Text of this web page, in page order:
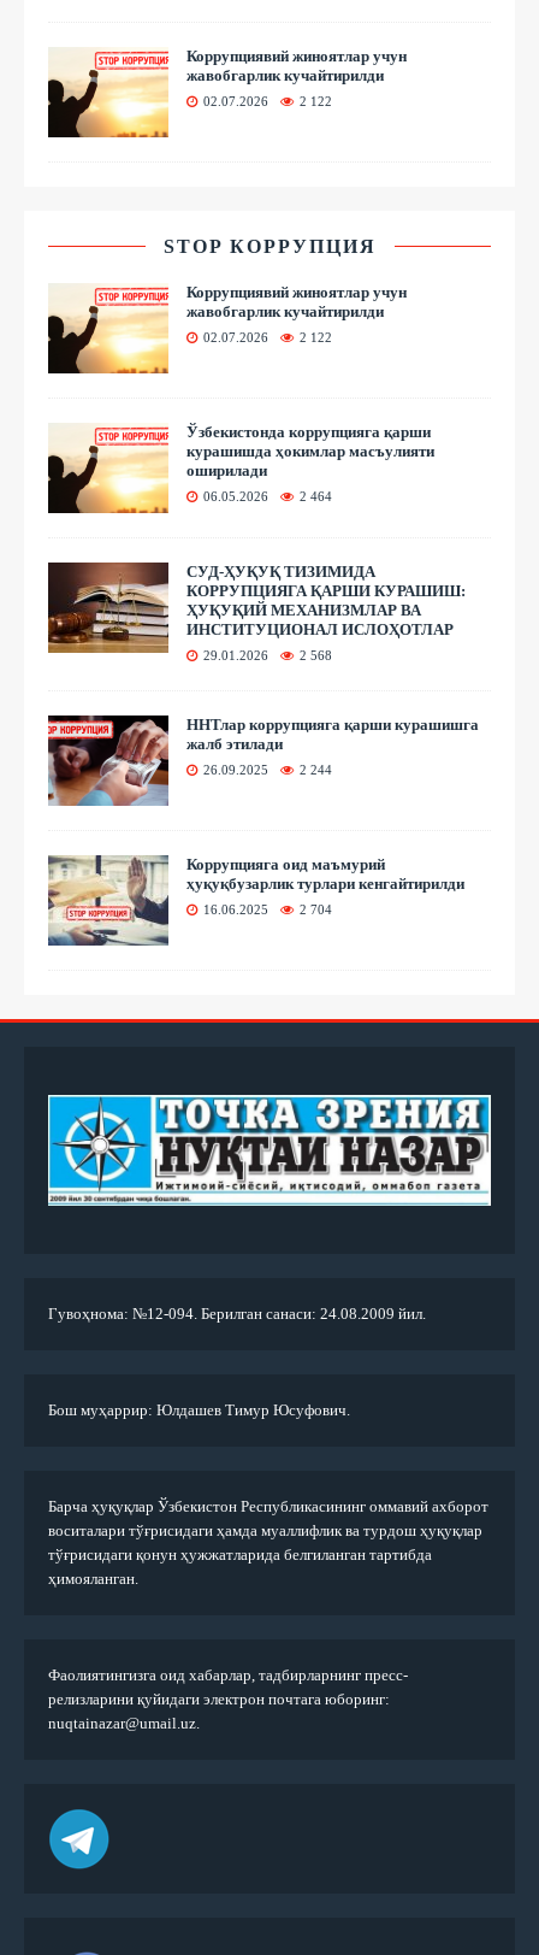
Коррупциявий жиноятлар учун
жавобгарлик кучайтирилди
02.07.2026 2 122
STOP КОРРУПЦИЯ
Коррупциявий жиноятлар учун
жавобгарлик кучайтирилди
02.07.2026 2 122
Ўзбекистонда коррупцияга қарши
курашишда ҳокимлар масъулияти
оширилади
06.05.2026 2 464
СУД-ҲУҚУҚ ТИЗИМИДА
КОРРУПЦИЯГА ҚАРШИ КУРАШИШ:
ҲУҚУҚИЙ МЕХАНИЗМЛАР ВА
ИНСТИТУЦИОНАЛ ИСЛОҲОТЛАР
29.01.2026 2 568
ННТлар коррупцияга қарши курашишга
жалб этилади
26.09.2025 2 244
Коррупцияга оид маъмурий
ҳуқуқбузарлик турлари кенгайтирилди
16.06.2025 2 704
Гувоҳнома: №12-094. Берилган санаси: 24.08.2009 йил.
Бош муҳаррир: Юлдашев Тимур Юсуфович.
Барча ҳуқуқлар Ўзбекистон Республикасининг оммавий ахборот
воситалари тўғрисидаги ҳамда муаллифлик ва турдош ҳуқуқлар
тўғрисидаги қонун ҳужжатларида белгиланган тартибда
ҳимояланган.
Фаолиятингизга оид хабарлар, тадбирларнинг пресс-
релизларини қуйидаги электрон почтага юборинг:
nuqtainazar@umail.uz.